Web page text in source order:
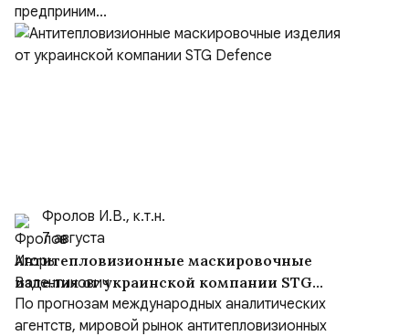
предприним...
Фролов И.В., к.т.н.
7 августа
Антитепловизионные маскировочные
изделия от украинской компании STG
Defence
По прогнозам международных аналитических
агентств, мировой рынок антитепловизионных